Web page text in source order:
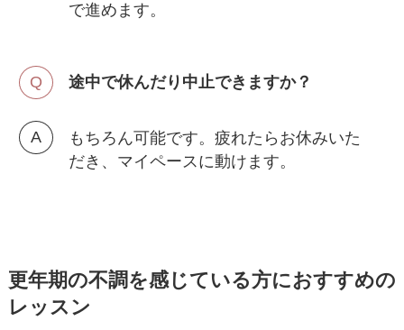
で進めます。
途中で休んだり中止できますか？
もちろん可能です。疲れたらお休みいた
だき、マイペースに動けます。
更年期の不調を感じている方におすすめの
レッスン